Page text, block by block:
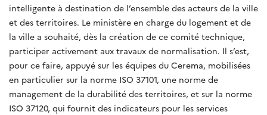
intelligente à destination de l’ensemble des acteurs de la ville
et des territoires. Le ministère en charge du logement et de
la ville a souhaité, dès la création de ce comité technique,
participer activement aux travaux de normalisation. Il s’est,
pour ce faire, appuyé sur les équipes du Cerema, mobilisées
en particulier sur la norme ISO 37101, une norme de
management de la durabilité des territoires, et sur la norme
ISO 37120, qui fournit des indicateurs pour les services